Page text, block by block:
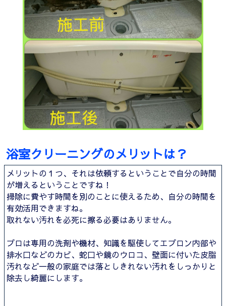
浴室クリーニングのメリットは？
メリットの１つ、それは依頼するということで自分の時間
が増えるということですね！
掃除に費やす時間を別のことに使えるため、自分の時間を
有効活用できますね。
取れない汚れを必死に擦る必要はありません。
プロは専用の洗剤や機材、知識を駆使してエプロン内部や
排水口などのカビ、蛇口や鏡のウロコ、壁面に付いた皮脂
汚れなど一般の家庭では落としきれない汚れをしっかりと
除去し綺麗にします。